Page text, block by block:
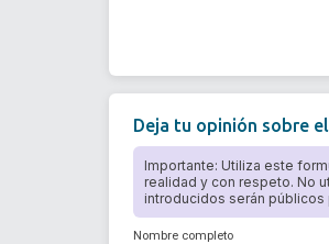
Deja tu opinión sobre
Importante: Utiliza este
realidad y con respeto. No
introducidos serán
Nombre completo